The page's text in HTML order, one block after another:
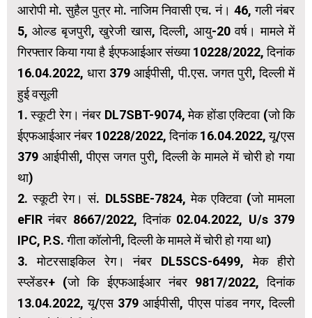
आरोपी मो. सुहैल पुत्र मो. नाजिम निवासी एच. नं। 46, गली नंबर
5, ओल्ड बृजपुरी, खुरेजी खास, दिल्ली, आयु-20 वर्ष। मामले में
गिरफ्तार किया गया है ईएफआईआर संख्या 10228/2022, दिनांक
16.04.2022, धारा 379 आईपीसी, पी.एस. जगत पुरी, दिल्ली में
हुई वसूली
1. स्कूटी रेग। नंबर DL7SBT-9074, मेक होंडा एक्टिवा (जो कि
ईएफआईआर नंबर 10228/2022, दिनांक 16.04.2022, यू/एस
379 आईपीसी, पीएस जगत पुरी, दिल्ली के मामले में चोरी हो गया
था)
2. स्कूटी रेग। सं. DL5SBE-7824, मेक एक्टिवा (जो मामला
eFIR नंबर 8667/2022, दिनांक 02.04.2022, U/s 379
IPC, P.S. गीता कॉलोनी, दिल्ली के मामले में चोरी हो गया था)
3. मोटरसाइकिल रेग। नंबर DL5SCS-6499, मेक हीरो
स्प्लेंडर+ (जो कि ईएफआईआर नंबर 9817/2022, दिनांक
13.04.2022, यू/एस 379 आईपीसी, पीएस पांडव नगर, दिल्ली